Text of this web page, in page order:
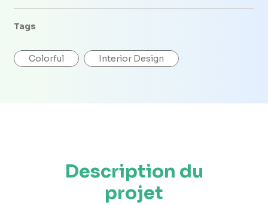
Tags
Colorful Interior Design
Description du
projet